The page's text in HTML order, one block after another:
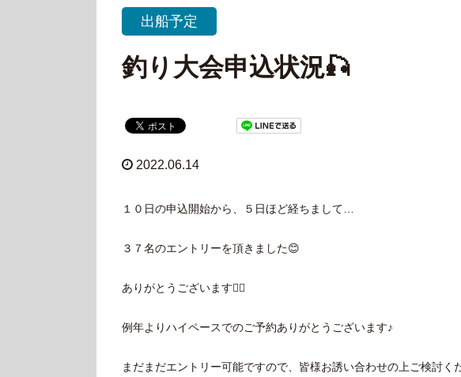
出船予定
釣り大会申込状況🎣
2022.06.14
１０日の申込開始から、５日ほど経ちまして…
３７名のエントリーを頂きました😊
ありがとうございます🙇‍♂️
例年よりハイペースでのご予約ありがとうございます♪
まだまだエントリー可能ですので、皆様お誘い合わせの上ご検討く